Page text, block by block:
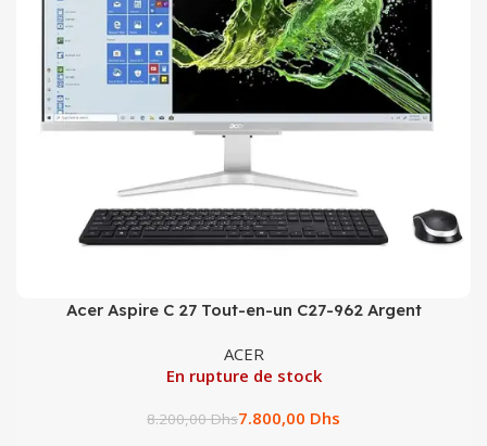
Acer Aspire C 27 Tout-en-un C27-962 Argent
ACER
En rupture de stock
8.200,00Dhs7.800,00 Dhs